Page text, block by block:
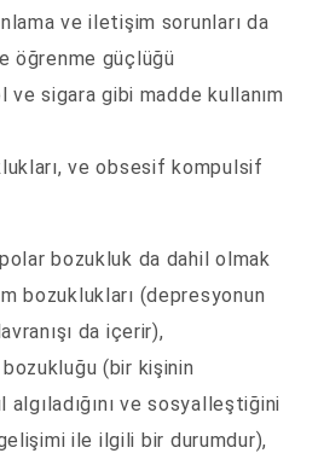
ve iletişim sorunları da
öğrenme güçlüğü
ve sigara gibi madde kullanım
ve obsesif kompulsif
bozukluk da dahil olmak
bozuklukları (depresyonun
da içerir),
(bir kişinin
algıladığını ve sosyalleştiğini
ile ilgili bir durumdur),